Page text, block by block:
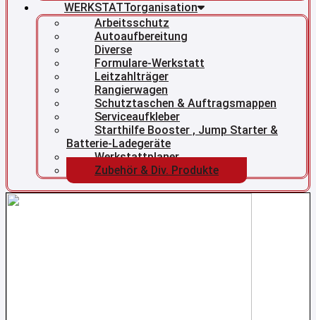
WERKSTATTorganisation
Arbeitsschutz
Autoaufbereitung
Diverse
Formulare-Werkstatt
Leitzahlträger
Rangierwagen
Schutztaschen & Auftragsmappen
Serviceaufkleber
Starthilfe Booster , Jump Starter &
Batterie-Ladegeräte
Werkstattplaner
Zubehör & Div. Produkte